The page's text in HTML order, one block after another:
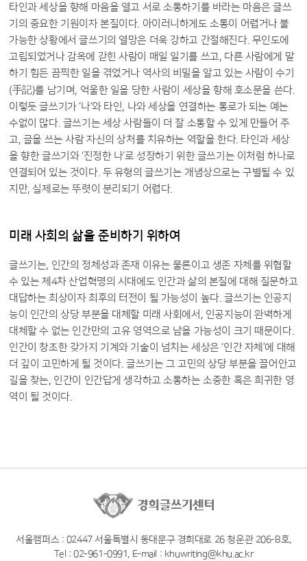
타인과 세상을 향해 마음을 열고 서로 소통하기를 바라는 마음은 글쓰
기의 중요한 기원이자 본질이다. 아이러니하게도 소통이 어렵거나 불
가능한 상황에서 글쓰기의 열망은 더욱 강하고 간절해진다. 무인도에
고립되었거나 감옥에 갇힌 사람이 매일 일기를 쓰고, 다른 사람에게 말
하기 힘든 끔찍한 일을 겪었거나 역사의 비밀을 알고 있는 사람이 수기
(手記)를 남기며, 억울한 일을 당한 사람이 세상을 향해 호소문을 쓴다.
이렇듯 글쓰기가 ‘나’와 타인, 나와 세상을 연결하는 통로가 되는 예는
수없이 많다. 글쓰기는 세상 사람들이 더 잘 소통할 수 있게 만들어 주
고, 글을 쓰는 사람 자신의 상처를 치유하는 역할을 한다. 타인과 세상
을 향한 글쓰기와 ‘진정한 나’로 성장하기 위한 글쓰기는 이처럼 하나로
연결되어 있는 것이다. 두 유형의 글쓰기는 개념상으로는 구별될 수 있
지만, 실제로는 뚜렷이 분리되기 어렵다.
미래 사회의 삶을 준비하기 위하여
글쓰기는, 인간의 정체성과 존재 이유는 물론이고 생존 자체를 위협할
수 있는 제4차 산업혁명의 시대에도 인간과 삶의 본질에 대해 질문하고
대답하는 최상이자 최후의 터전이 될 가능성이 높다. 글쓰기는 인공지
능이 인간의 상당 부분을 대체할 미래 사회에서, 인공지능이 완벽하게
대체할 수 없는 인간만의 고유 영역으로 남을 가능성이 크기 때문이다.
인간이 창조한 갖가지 기계와 기술이 넘치는 세상은 ‘인간 자체’에 대해
더 깊이 고민하게 될 것이다. 글쓰기는 그 고민의 상당 부분을 끌어안고
길을 찾는, 인간이 인간답게 생각하고 소통하는 소중한 혹은 희귀한 영
역이 될 것이다.
서울캠퍼스 : 02447 서울특별시 동대문구 경희대로 26 청운관 206-B호,
Tel : 02-961-0991, E-mail : khuwriting@khu.ac.kr